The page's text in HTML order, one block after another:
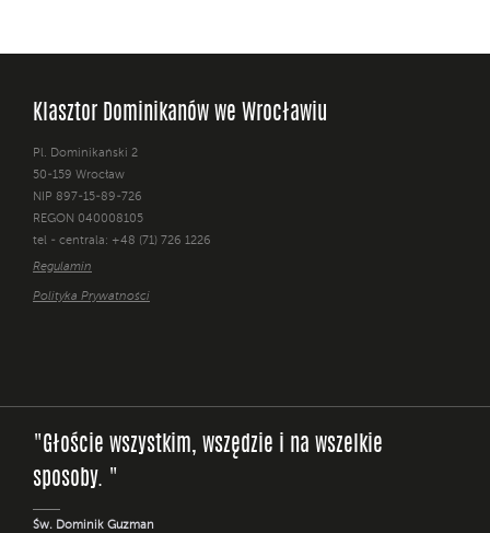
Klasztor Dominikanów we Wrocławiu
Pl. Dominikański 2
50-159 Wrocław
NIP 897-15-89-726
REGON 040008105
tel - centrala: +48 (71) 726 1226
Regulamin
Polityka Prywatności
"Głoście wszystkim, wszędzie i na wszelkie
sposoby. "
Św. Dominik Guzman